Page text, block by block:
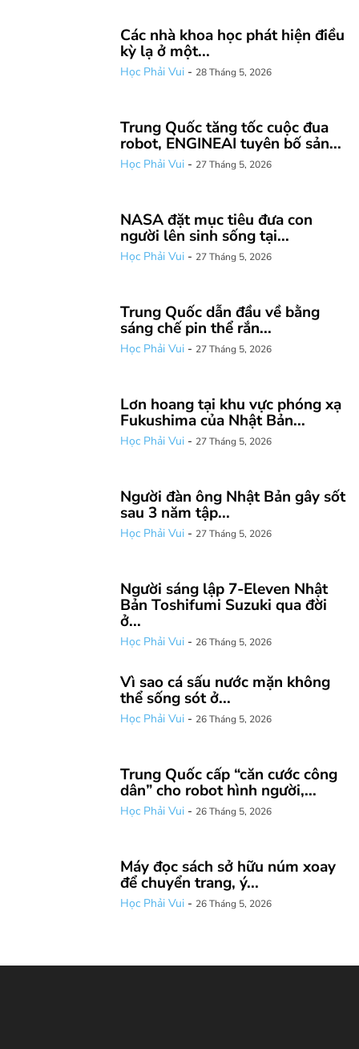
Các nhà khoa học phát hiện điều
kỳ lạ ở một...
Học Phải Vui - 28 Tháng 5, 2026
Trung Quốc tăng tốc cuộc đua
robot, ENGINEAI tuyên bố sản...
Học Phải Vui - 27 Tháng 5, 2026
NASA đặt mục tiêu đưa con
người lên sinh sống tại...
Học Phải Vui - 27 Tháng 5, 2026
Trung Quốc dẫn đầu về bằng
sáng chế pin thể rắn...
Học Phải Vui - 27 Tháng 5, 2026
Lơn hoang tại khu vực phóng xạ
Fukushima của Nhật Bản...
Học Phải Vui - 27 Tháng 5, 2026
Người đàn ông Nhật Bản gây sốt
sau 3 năm tập...
Học Phải Vui - 27 Tháng 5, 2026
Người sáng lập 7-Eleven Nhật
Bản Toshifumi Suzuki qua đời
ở...
Học Phải Vui - 26 Tháng 5, 2026
Vì sao cá sấu nước mặn không
thể sống sót ở...
Học Phải Vui - 26 Tháng 5, 2026
Trung Quốc cấp “căn cước công
dân” cho robot hình người,...
Học Phải Vui - 26 Tháng 5, 2026
Máy đọc sách sở hữu núm xoay
để chuyển trang, ý...
Học Phải Vui - 26 Tháng 5, 2026